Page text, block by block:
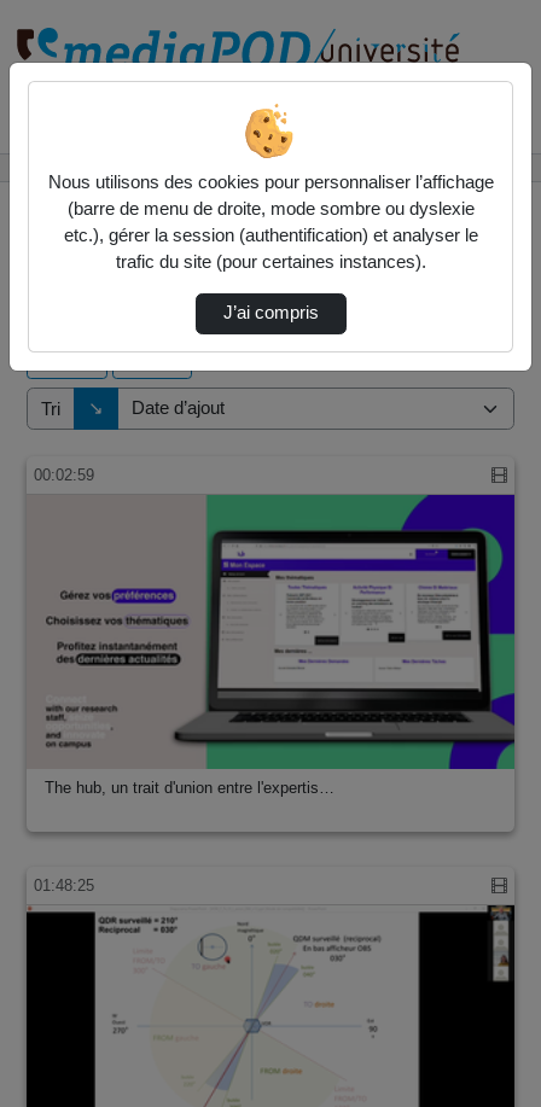
144 vidéos trouvées
Tri ↘
Direction de tri
00:02:59
The hub, un trait d'union entre l'expertis…
01:48:25
Nous utilisons des cookies pour personnaliser l’affichage
(barre de menu de droite, mode sombre ou dyslexie
etc.), gérer la session (authentification) et analyser le
trafic du site (pour certaines instances).
J’ai compris